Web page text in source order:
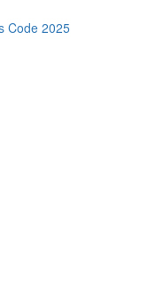
Code 2025